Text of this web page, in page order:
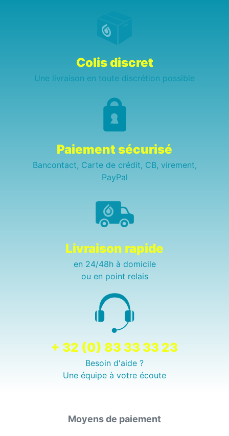
Colis discret
Une livraison en toute discrétion possible
Paiement sécurisé
Bancontact, Carte de crédit, CB, virement,
PayPal
Livraison rapide
en 24/48h à domicile
ou en point relais
+ 32 (0) 83 33 33 23
Besoin d'aide ?
Une équipe à votre écoute
Moyens de paiement